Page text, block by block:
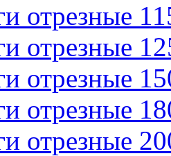
отрезные
отрезные
отрезные
отрезные
отрезные